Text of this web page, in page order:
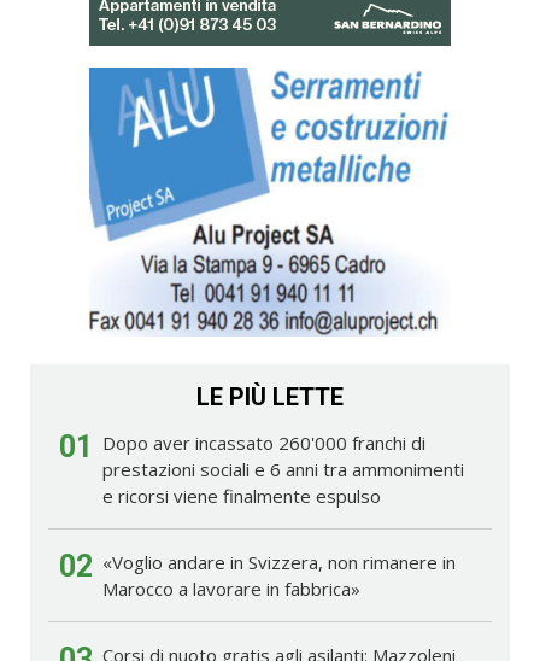
LE PIÙ LETTE
01
Dopo aver incassato 260'000 franchi di
prestazioni sociali e 6 anni tra ammonimenti
e ricorsi viene finalmente espulso
02 «Voglio andare in Svizzera, non rimanere in
Marocco a lavorare in fabbrica»
Corsi di nuoto gratis agli asilanti: Mazzoleni